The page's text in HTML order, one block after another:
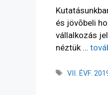
és jövõbeli
vállalkozás
néztük …
VII. ÉVF.